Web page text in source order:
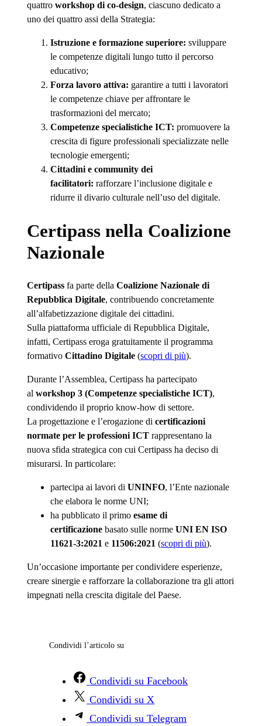
quattroworkshop di co-design, ciascuno dedicato a
uno dei quattro assi della Strategia:
Istruzione e formazione superiore: sviluppare
le competenze digitali lungo tutto il percorso
educativo;
Forza lavoro attiva: garantire a tutti i lavoratori
le competenze chiave per affrontare le
trasformazioni del mercato;
Competenze specialistiche ICT: promuovere la
crescita di figure professionali specializzate nelle
tecnologie emergenti;
Cittadini e community dei
facilitatori: rafforzare l’inclusione digitale e
ridurre il divario culturale nell’uso del digitale.
Certipass nella Coalizione
Nazionale
Certipass fa parte dellaCoalizione Nazionale di
Repubblica Digitale, contribuendo concretamente
all’alfabetizzazione digitale dei cittadini.
Sulla piattaforma ufficiale di Repubblica Digitale,
infatti, Certipass eroga gratuitamente il programma
formativoCittadino Digitale (scopri di più).
Durante l’Assemblea, Certipass ha partecipato
alworkshop 3 (Competenze specialistiche ICT),
condividendo il proprio know-how di settore.
La progettazione e l’erogazione dicertificazioni
normate per le professioni ICT rappresentano la
nuova sfida strategica con cui Certipass ha deciso di
misurarsi. In particolare:
partecipa ai lavori diUNINFO, l’Ente nazionale
che elabora le norme UNI;
ha pubblicato il primoesame di
certificazione basato sulle normeUNI EN ISO
11621-3:2021 e 11506:2021 (scopri di più).
Un’occasione importante per condividere esperienze,
creare sinergie e rafforzare la collaborazione tra gli attori
impegnati nella crescita digitale del Paese.
Condividi l’articolo su/
Condividi su Facebook
Condividi su X
Condividi su Telegram